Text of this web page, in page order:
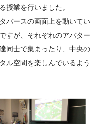
財団レポート
あるご質問
財団アーカイブ
マイページ
授業を行いました。
バースの画面上を動いてい
すが、それぞれのアバター
同士で集まったり、中央の
ル空間を楽しんでいるよう